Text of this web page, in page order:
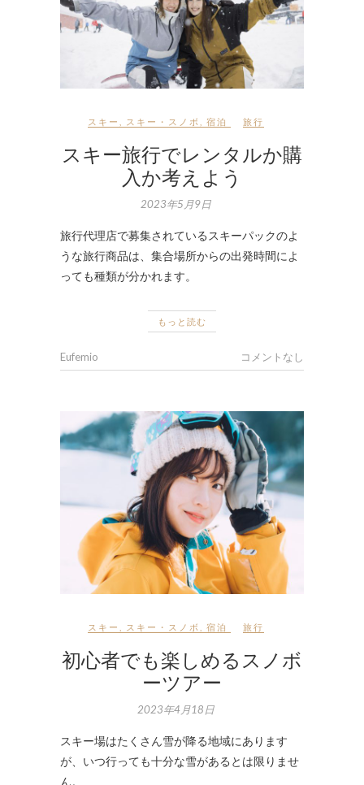
スキー スキー・スノボ 宿泊 旅行
スキー旅行でレンタルか購
入か考えよう
2023年5月9日
旅行代理店で募集されているスキーパックのよ
うな旅行商品は、集合場所からの出発時間によ
っても種類が分かれます。
もっと読む
Eufemio コメントなし
スキー スキー・スノボ 宿泊 旅行
初心者でも楽しめるスノボ
ーツアー
2023年4月18日
スキー場はたくさん雪が降る地域にあります
が、いつ行っても十分な雪があるとは限りませ
ん。